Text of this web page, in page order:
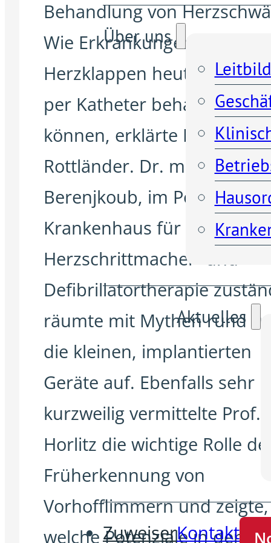
Über uns
Leitbild
Aktuelles
ZuweiserKontakt
Behandlung von
Wie Erkrankungen der
Herzklappen heute
per Katheter behandelt
können, erklärte Dr. Dennis
Rottländer. Dr. med.
Berenjkoub, im Porzer
Krankenhaus für die
Herzschrittmacher- und
Defibrillatortherapie
räumte mit Mythen rund
die kleinen, implantierten
Geräte auf. Ebenfalls sehr
kurzweilig vermittelte Prof.
Horlitz die wichtige Rolle
Früherkennung von
Vorhofflimmern und zeigte,
welche Potenziale in der